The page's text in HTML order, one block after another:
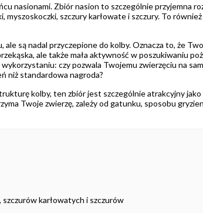
nasionami. Zbiór nasion to szczególnie przyjemna
szczury karłowate i szczury. To
są nadal przyczepione do kolby. Oznacza to, że
ale także mała aktywność w poszukiwaniu
czy pozwala Twojemu zwierzęciu na
niż standardowa nagroda?
kolby, ten zbiór jest szczególnie atrakcyjny jako
Twoje zwierzę, zależy od gatunku, sposobu
karłowatych i szczurów